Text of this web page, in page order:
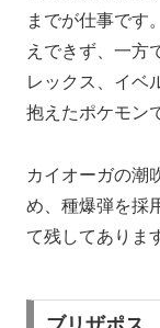
までが仕事です
えできず、一方
レックス、イベ
抱えたポケモン
カイオーガの潮
め、種爆弾を採
て残してありま